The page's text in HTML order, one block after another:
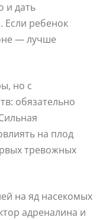
и дать
Если ребенок
— лучше
но с
обязательно
на плод
тревожных
на яд насекомых
адреналина и